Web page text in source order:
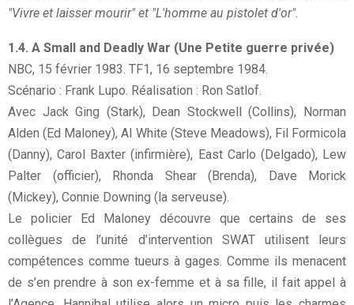
"Vivre et laisser mourir" et "L'homme au pistolet d'or".
1.4. A Small and Deadly War (Une Petite guerre privée)
NBC, 15 février 1983. TF1, 16 septembre 1984.
Scénario : Frank Lupo. Réalisation : Ron Satlof.
Avec Jack Ging (Stark), Dean Stockwell (Collins), Norman
Alden (Ed Maloney), Al White (Steve Meadows), Fil Formicola
(Danny), Carol Baxter (infirmière), East Carlo (Delgado), Lew
Palter (officier), Rhonda Shear (Brenda), Dave Morick
(Mickey), Connie Downing (la serveuse).
Le policier Ed Maloney découvre que certains de ses
collègues de l’unité d’intervention SWAT utilisent leurs
compétences comme tueurs à gages. Comme ils menacent
de s’en prendre à son ex-femme et à sa fille, il fait appel à